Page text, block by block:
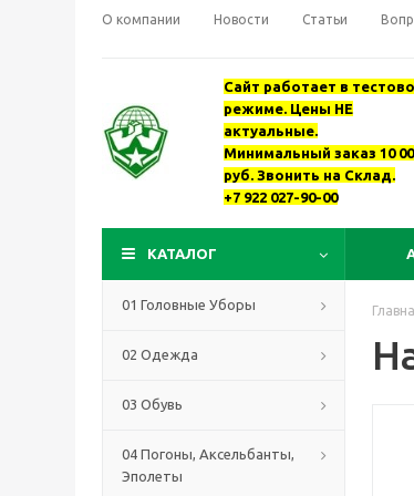
О компании Новости Статьи
Сайт работает в
режиме. Цены НЕ
актуальные.
Минимальный заказ 10
руб. Звонить на Склад.
+7 922 027-90-00
КАТАЛОГ
01 Головные Уборы
02 Одежда
03 Обувь
04 Погоны, Аксельбанты,
Эполеты